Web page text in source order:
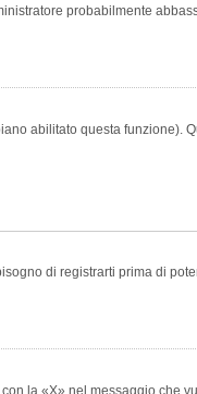
probabilmente
abilitato questa funzione).
di registrarti prima di
la «X» nel messaggio che